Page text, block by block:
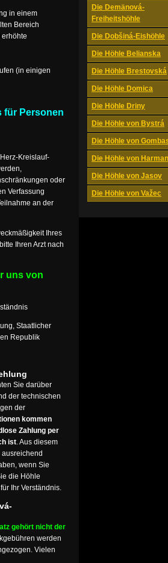
Die Demänová-
Freiheitshöhle
Die Dobšiná-Eishöhle
Die Höhle Belianska
Die Höhle Brestovská
Die Höhle Domica
Die Höhle Driny
Die Höhle von Bystrá
Die Höhle von
Die Höhle von
Die Höhle von Jasov
Die Höhle von Važec
in einem
Bereich
erhöhte
(in einigen
für Personen
Kreislauf-
oder
Verfassung
an der
Ihres
Ihren Arzt nach
uns von
Staatlicher
Republik
Sie darüber
der technischen
der
kommen
Zahlung per
ist. Aus diesem
wenn Sie
die Höhle
Ihr Verständnis.
gehört nicht der
werden
Vielen